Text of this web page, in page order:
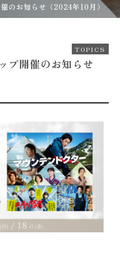
のお知らせ（2024年10月）
TOPICS
プ開催のお知らせ